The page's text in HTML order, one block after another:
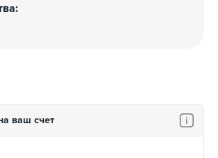
ваш счет